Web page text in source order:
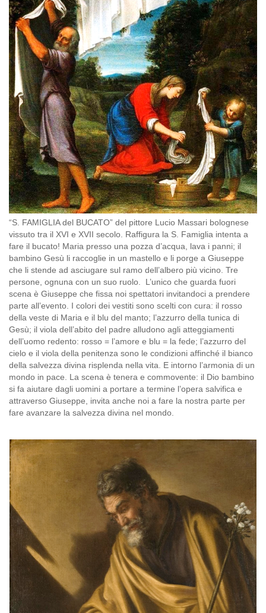
“S. FAMIGLIA del BUCATO” del pittore Lucio Massari bolognese
vissuto tra il XVI e XVII secolo. Raffigura la S. Famiglia intenta a
fare il bucato! Maria presso una pozza d’acqua, lava i panni; il
bambino Gesù li raccoglie in un mastello e li porge a Giuseppe
che li stende ad asciugare sul ramo dell’albero più vicino. Tre
persone, ognuna con un suo ruolo. L’unico che guarda fuori
scena è Giuseppe che fissa noi spettatori invitandoci a prendere
parte all’evento. I colori dei vestiti sono scelti con cura: il rosso
della veste di Maria e il blu del manto; l’azzurro della tunica di
Gesù; il viola dell’abito del padre alludono agli atteggiamenti
dell’uomo redento: rosso = l’amore e blu = la fede; l’azzurro del
cielo e il viola della penitenza sono le condizioni affinché il bianco
della salvezza divina risplenda nella vita. E intorno l’armonia di un
mondo in pace. La scena è tenera e commovente: il Dio bambino
si fa aiutare dagli uomini a portare a termine l’opera salvifica e
attraverso Giuseppe, invita anche noi a fare la nostra parte per
fare avanzare la salvezza divina nel mondo.